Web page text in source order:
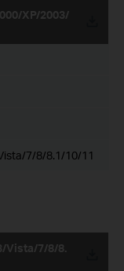
XP/2003/
7/8/8.1/10/11
Vista/7/8/8.